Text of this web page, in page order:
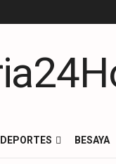
DEPORTES BESAYA